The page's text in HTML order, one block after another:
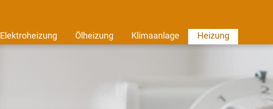
Elektroheizung Ölheizung Klimaanlage Heizung